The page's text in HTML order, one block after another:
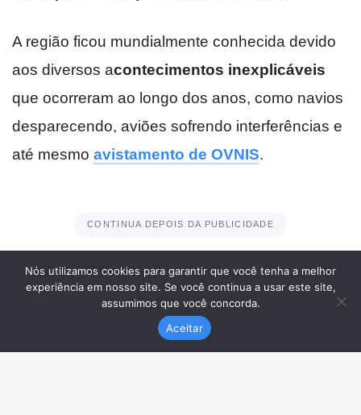
Nós utilizamos cookies para garantir que você tenha a melhor
experiência em nosso site. Se você continua a usar este site,
assumimos que você concorda.
Aceitar